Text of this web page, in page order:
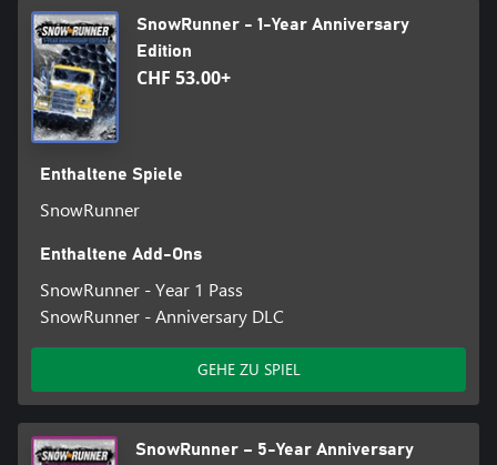
SnowRunner - 1-Year Anniversary
Edition
CHF 53.00+
Enthaltene Spiele
SnowRunner
Enthaltene Add-Ons
SnowRunner - Year 1 Pass
SnowRunner - Anniversary DLC
GEHE ZU SPIEL
SnowRunner – 5-Year Anniversary